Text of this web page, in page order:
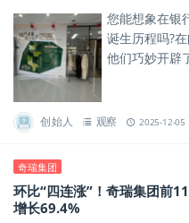
您能想象在银
诞生历程吗?
他们巧妙开辟
创始人 观察 2025-12-05
奇瑞集团
环比“四连涨”！奇瑞集团前
增长69.4%